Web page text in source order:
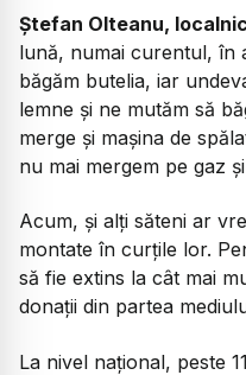
Ștefan Olteanu,
lună, numai curentul, în
băgăm butelia, iar
lemne și ne mutăm să
merge și mașina de
nu mai mergem pe gaz
Acum, și alți săteni ar
montate în curțile lor.
să fie extins la cât mai
donații din partea
La nivel național, peste